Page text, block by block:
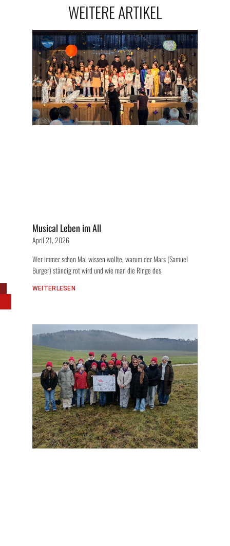
WEITERE ARTIKEL
Musical Leben im All
April 21, 2026
Wer immer schon Mal wissen wollte, warum der Mars (Samuel
Burger) ständig rot wird und wie man die Ringe des
WEITERLESEN